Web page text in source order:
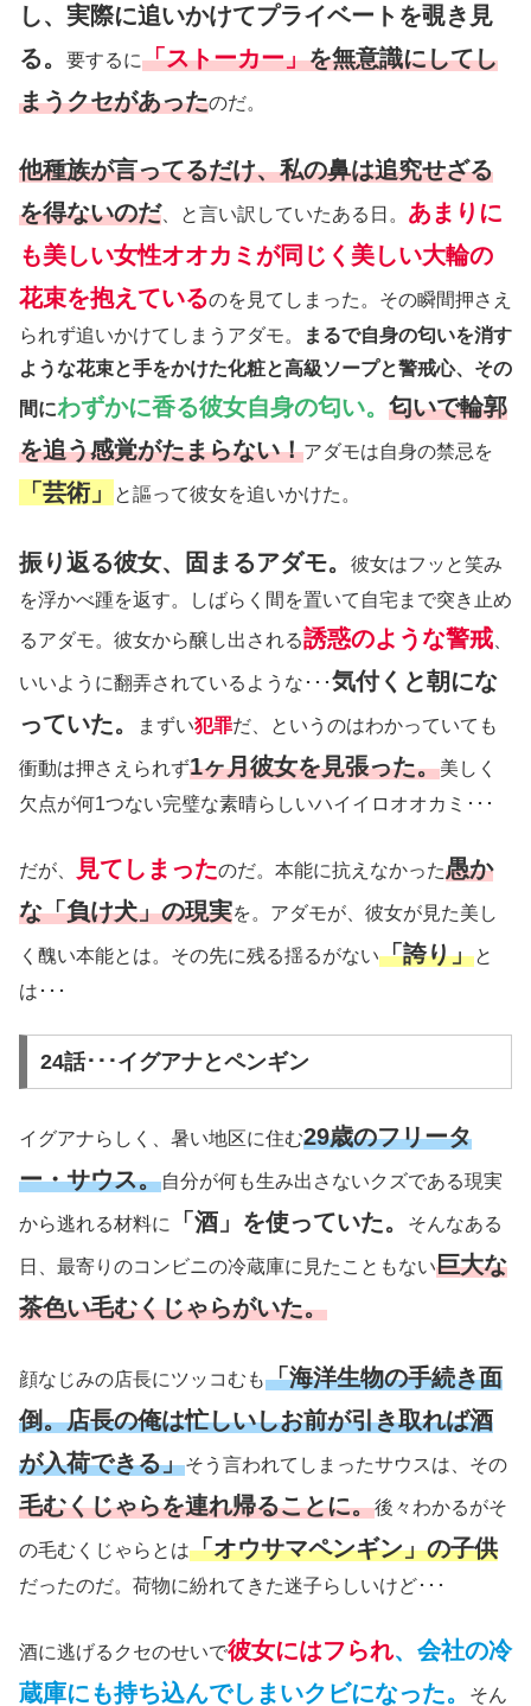
し、実際に追いかけてプライベートを覗き見
る。
要するに「ストーカー」を無意識にしてし
まうクセがあったのだ。
他種族が言ってるだけ、私の鼻は追究せざる
を得ないのだ 、と言い訳していたある日。 あまりに
も美しい女性オオカミが同じく美しい大輪の
花束を抱えているのを見てしまった。その瞬間押さえ
られず追いかけてしまうアダモ。
まるで自身の匂いを消す
ような花束と手をかけた化粧と高級ソープと警戒心、その
間にわずかに香る彼女自身の匂い。 匂いで輪郭
を追う感覚がたまらない！アダモは自身の禁忌を
「芸術」 と謳って彼女を追いかけた。
振り返る彼女、固まるアダモ。
彼女はフッと笑み
を浮かべ踵を返す。しばらく間を置いて自宅まで突き止め
るアダモ。彼女から醸し出される誘惑のような警戒
いいように翻弄されているような･･･気付くと朝にな
っていた。
まずい犯罪だ、というのはわかっていても
衝動は押さえられず1ヶ月彼女を見張った。美しく
欠点が何1つない完璧な素晴らしいハイイロオオカミ･･･
だが、 見てしまったのだ。本能に抗えなかった愚か
な「負け犬」の現実を。アダモが、彼女が見た美し
く醜い本能とは。その先に残る揺るがない「誇り」と
は･･･
24話･･･イグアナとペンギン
イグアナらしく、暑い地区に住む29歳のフリータ
ー・サウス。自分が何も生み出さないクズである現実
から逃れる材料に 「酒」を使っていた。 そんなある
日、最寄りのコンビニの冷蔵庫に見たこともない巨大な
茶色い毛むくじゃらがいた。
顔なじみの店長にツッコむも「海洋生物の手続き面
倒。店長の俺は忙しいしお前が引き取れば酒
が入荷できる」そう言われてしまったサウスは、その
毛むくじゃらを連れ帰ることに。後々わかるがそ
の毛むくじゃらとは「オウサマペンギン」の子供
だったのだ。荷物に紛れてきた迷子らしいけど･･･
酒に逃げるクセのせいで彼女にはフられ、会社の冷
蔵庫にも持ち込んでしまいクビになった。
そん